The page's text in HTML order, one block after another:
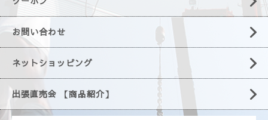
お問い合わせ
ネットショッピング
出張直売会 【商品紹介】